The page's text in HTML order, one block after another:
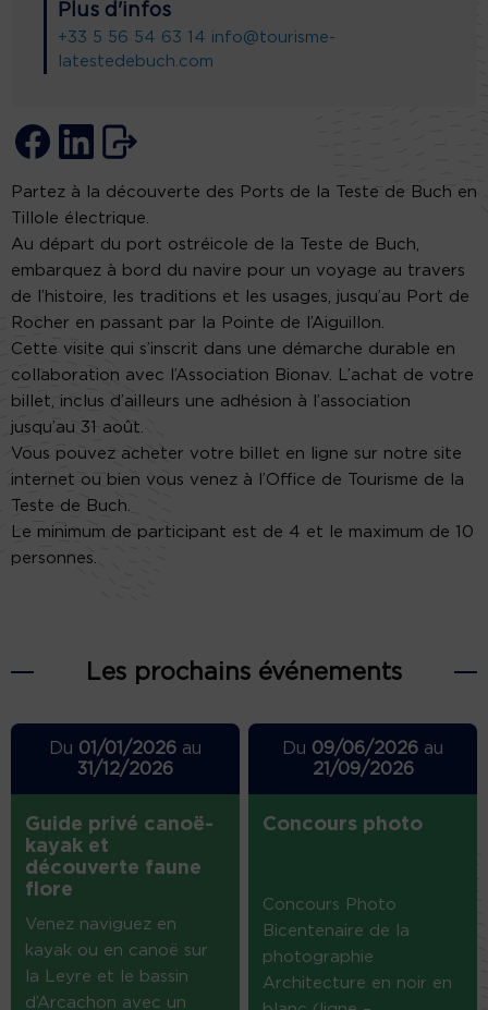
Plus d'infos
+33 5 56 54 63 14 info@tourisme-
latestedebuch.com
Partez à la découverte des Ports de la Teste de Buch en
Tillole électrique.
Au départ du port ostréicole de la Teste de Buch,
embarquez à bord du navire pour un voyage au travers
de l’histoire, les traditions et les usages, jusqu’au Port de
Rocher en passant par la Pointe de l’Aiguillon.
Cette visite qui s’inscrit dans une démarche durable en
collaboration avec l’Association Bionav. L’achat de votre
billet, inclus d’ailleurs une adhésion à l’association
jusqu’au 31 août.
Vous pouvez acheter votre billet en ligne sur notre site
internet ou bien vous venez à l’Office de Tourisme de la
Teste de Buch.
Le minimum de participant est de 4 et le maximum de 10
personnes.
Les prochains événements
Du 01/01/2026au
31/12/2026
Guide privé canoë-
kayak et
découverte faune
flore
Venez naviguez en
kayak ou en canoë sur
la Leyre et le bassin
d’Arcachon avec un
Du 09/06/2026 au
21/09/2026
Concours photo
Concours Photo
Bicentenaire de la
photographie
Architecture en noir en